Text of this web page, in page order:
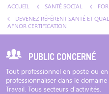
ACCUEIL SANTÉ SOCIAL
DEVENEZ RÉFÉRENT SANTÉ ET
AFNOR CERTIFICATION
PUBLIC CONCERNÉ
Tout professionnel en poste ou
professionnaliser dans le
Travail. Tous secteurs d’activités.